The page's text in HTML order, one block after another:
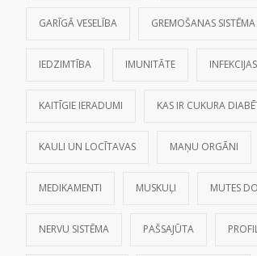
GARĪGĀ VESELĪBA GREMOŠANAS SISTĒMA
IEDZIMTĪBA IMUNITĀTE
KAITĪGIE IERADUMI KAS IR CUKURA
KAULI UN LOCĪTAVAS MAŅU ORGĀNI
MEDIKAMENTI MUSKUĻI MUTES
NERVU SISTĒMA PAŠSAJŪTA